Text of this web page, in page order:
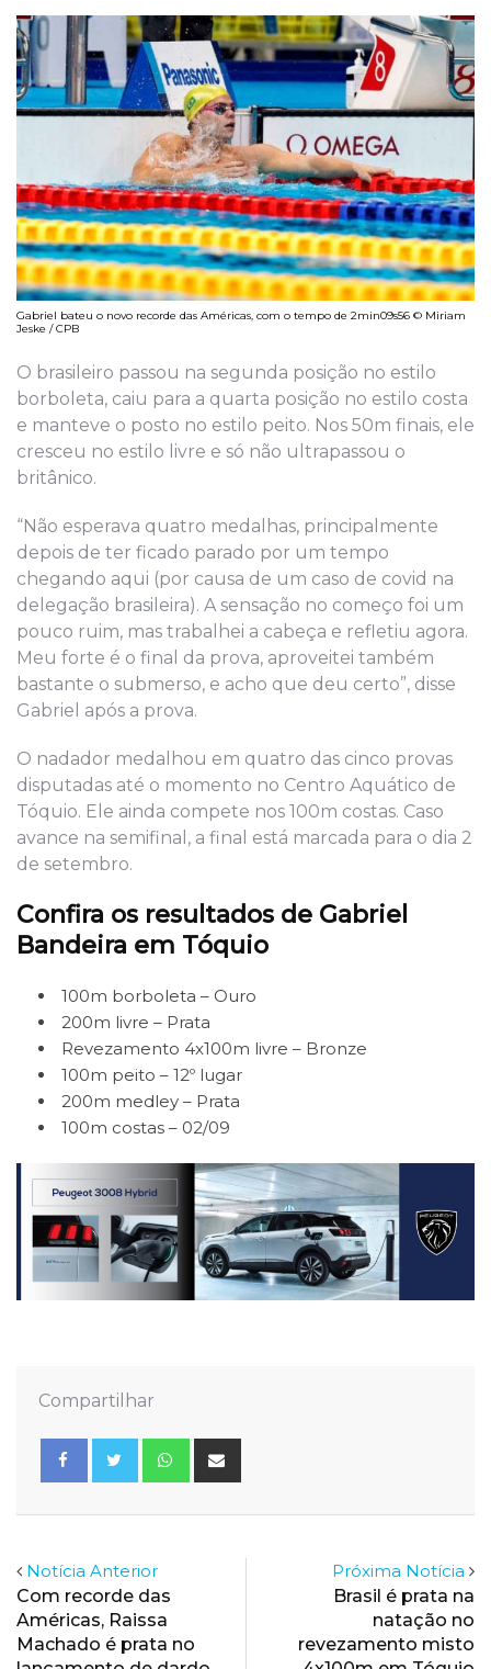
Gabriel bateu o novo recorde das Américas, com o tempo de 2min09s56 © Miriam
Jeske / CPB
O brasileiro passou na segunda posição no estilo
borboleta, caiu para a quarta posição no estilo costa
e manteve o posto no estilo peito. Nos 50m finais, ele
cresceu no estilo livre e só não ultrapassou o
britânico.
“Não esperava quatro medalhas, principalmente
depois de ter ficado parado por um tempo
chegando aqui (por causa de um caso de covid na
delegação brasileira). A sensação no começo foi um
pouco ruim, mas trabalhei a cabeça e refletiu agora.
Meu forte é o final da prova, aproveitei também
bastante o submerso, e acho que deu certo”, disse
Gabriel após a prova.
O nadador medalhou em quatro das cinco provas
disputadas até o momento no Centro Aquático de
Tóquio. Ele ainda compete nos 100m costas. Caso
avance na semifinal, a final está marcada para o dia 2
de setembro.
Confira os resultados de Gabriel
Bandeira em Tóquio
100m borboleta – Ouro
200m livre – Prata
Revezamento 4x100m livre – Bronze
100m peito – 12º lugar
200m medley – Prata
100m costas – 02/09
Compartilhar
Whatsapp
Notícia Anterior
Com recorde das
Américas, Raissa
Machado é prata no
Próxima Notícia
Brasil é prata na
natação no
revezamento misto